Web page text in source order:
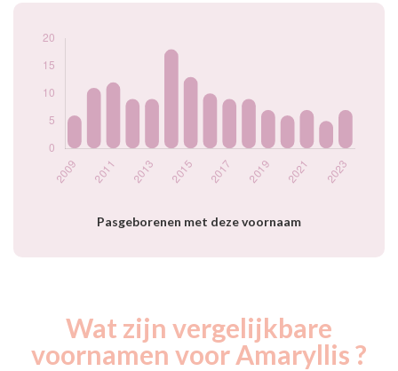
Pasgeborenen met deze voornaam
Popularité du
prénom Amaryllis
par année
2019
2020
2021
Wat zijn vergelijkbare
voornamen voor Amaryllis ?